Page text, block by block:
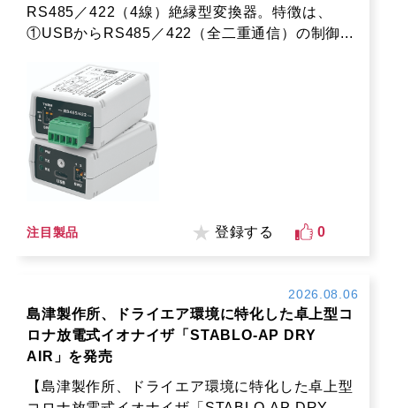
RS485／422（4線）絶縁型変換器。特徴は、
①USBからRS485／422（全二重通信）の制御...
注目製品 登録する 0
2026.08.06
島津製作所、ドライエア環境に特化した卓上型コ
ロナ放電式イオナイザ「STABLO-AP DRY
AIR」を発売
【島津製作所、ドライエア環境に特化した卓上型